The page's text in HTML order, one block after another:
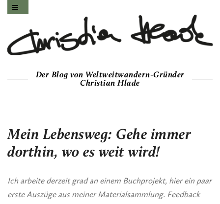
Der Blog von Weltweitwandern-Gründer
Christian Hlade
Mein Lebensweg: Gehe immer
dorthin, wo es weit wird!
Ich arbeite derzeit grad an einem Buchprojekt, hier ein paar
erste Auszüge aus meiner Materialsammlung. Feedback